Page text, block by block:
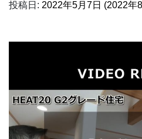
投稿日: 2022年5月7日 (2022年